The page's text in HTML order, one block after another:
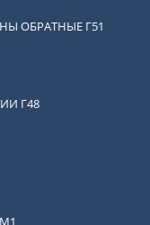
ОБРАТНЫЕ Г51
Г48